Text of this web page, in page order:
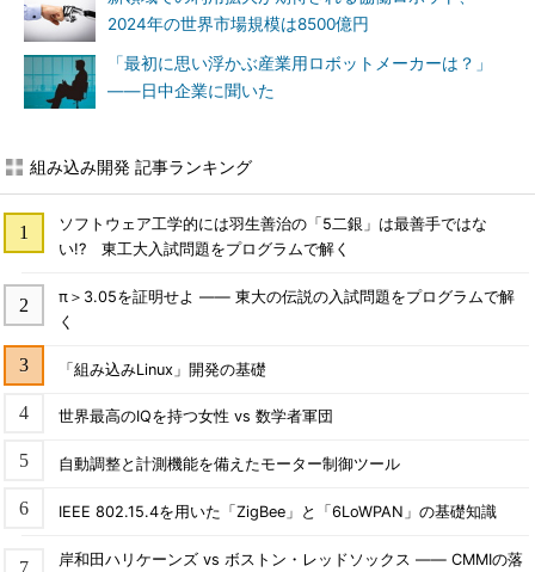
2024年の世界市場規模は8500億円
「最初に思い浮かぶ産業用ロボットメーカーは？」
――日中企業に聞いた
組み込み開発 記事ランキング
ソフトウェア工学的には羽生善治の「5二銀」は最善手ではな
い!? 東工大入試問題をプログラムで解く
π＞3.05を証明せよ ―― 東大の伝説の入試問題をプログラムで解
く
「組み込みLinux」開発の基礎
世界最高のIQを持つ女性 vs 数学者軍団
自動調整と計測機能を備えたモーター制御ツール
IEEE 802.15.4を用いた「ZigBee」と「6LoWPAN」の基礎知識
岸和田ハリケーンズ vs ボストン・レッドソックス ―― CMMIの落